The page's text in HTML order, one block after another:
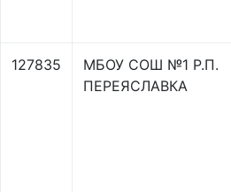
127835
МБОУ СОШ №1 Р.П.
ПЕРЕЯСЛАВКА